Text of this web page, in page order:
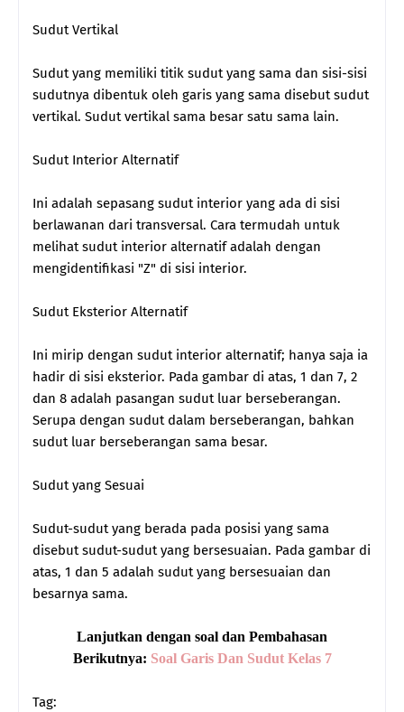
Sudut Vertikal
Sudut yang memiliki titik sudut yang sama dan sisi-sisi
sudutnya dibentuk oleh garis yang sama disebut sudut
vertikal. Sudut vertikal sama besar satu sama lain.
Sudut Interior Alternatif
Ini adalah sepasang sudut interior yang ada di sisi
berlawanan dari transversal. Cara termudah untuk
melihat sudut interior alternatif adalah dengan
mengidentifikasi "Z" di sisi interior.
Sudut Eksterior Alternatif
Ini mirip dengan sudut interior alternatif; hanya saja ia
hadir di sisi eksterior. Pada gambar di atas, 1 dan 7, 2
dan 8 adalah pasangan sudut luar berseberangan.
Serupa dengan sudut dalam berseberangan, bahkan
sudut luar berseberangan sama besar.
Sudut yang Sesuai
Sudut-sudut yang berada pada posisi yang sama
disebut sudut-sudut yang bersesuaian. Pada gambar di
atas, 1 dan 5 adalah sudut yang bersesuaian dan
besarnya sama.
Lanjutkan dengan soal dan Pembahasan
Berikutnya: Soal Garis Dan Sudut Kelas 7
Tag: